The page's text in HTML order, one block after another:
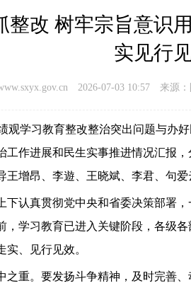
整改 树牢宗旨意识
实见行
2026-07-03 10:57 来源
学习教育整改整治突出问题与办
工作进展和民生实事推进情况汇报
增昂、李遊、王晓斌、李君、句爱
真贯彻党中央和省委决策部署，
学习教育已进入关键阶段，各级
、见行见效。
。要发扬斗争精神，及时完善、